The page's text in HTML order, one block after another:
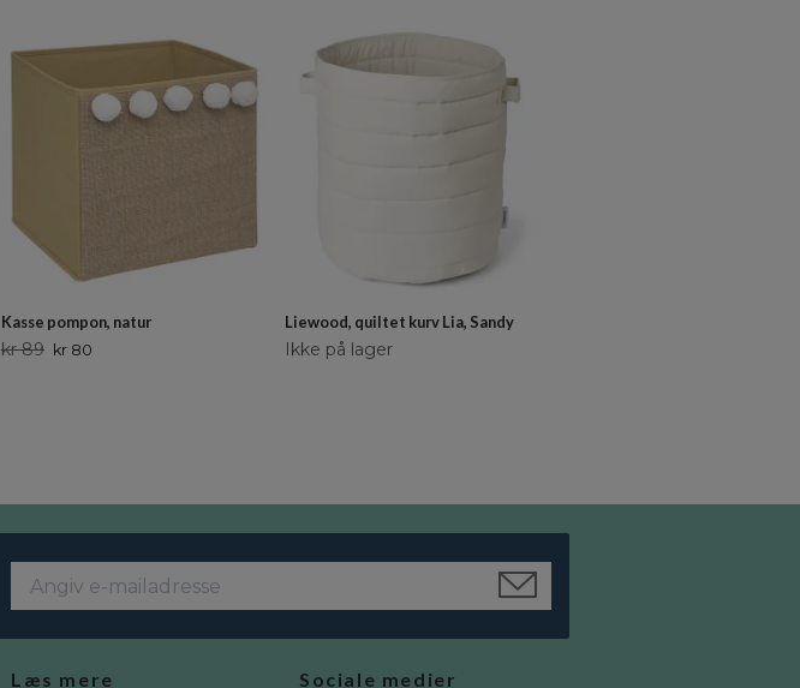
Kasse pompon, natur
kr 89 kr 80
Liewood, quiltet kurv Lia, Sandy
Ikke på lager
Læs mere Sociale medier